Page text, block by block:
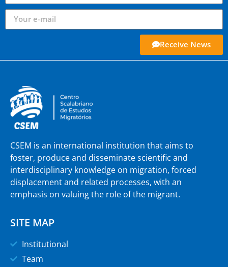
Receive News
CSEM is an international institution that aims to
foster, produce and disseminate scientific and
interdisciplinary knowledge on migration, forced
displacement and related processes, with an
emphasis on valuing the role of the migrant.
SITE MAP
Institutional
Team